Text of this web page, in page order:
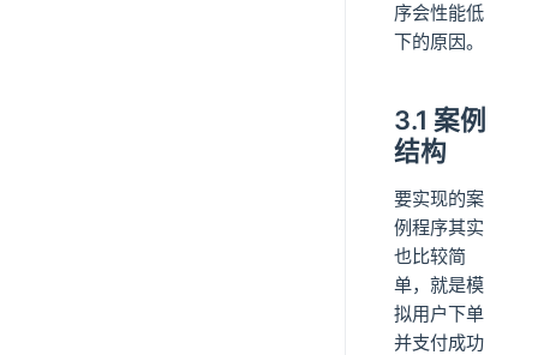
序会性能低
下的原因。
3.1 案例
结构
要实现的案
例程序其实
也比较简
单，就是模
拟用户下单
并支付成功